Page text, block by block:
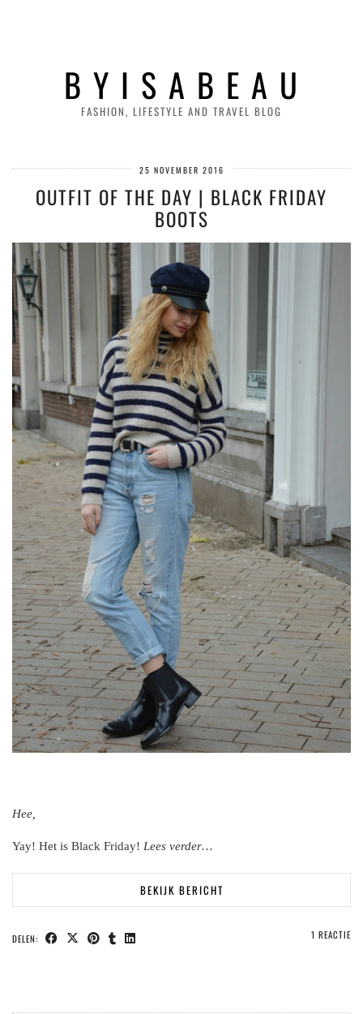
B Y I S A B E A U
FASHION, LIFESTYLE AND TRAVEL BLOG
25 NOVEMBER 2016
OUTFIT OF THE DAY | BLACK FRIDAY
BOOTS
Hee,
Yay! Het is Black Friday! Lees verder…
BEKIJK BERICHT
DELEN: 1 REACTIE